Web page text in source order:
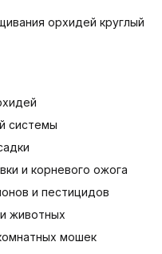
орхидей круглый
системы
и корневого ожога
и пестицидов
животных
мошек